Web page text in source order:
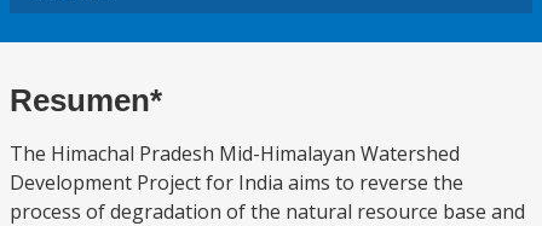
Resumen*
The Himachal Pradesh Mid-Himalayan Watershed
Development Project for India aims to reverse the
process of degradation of the natural resource base and